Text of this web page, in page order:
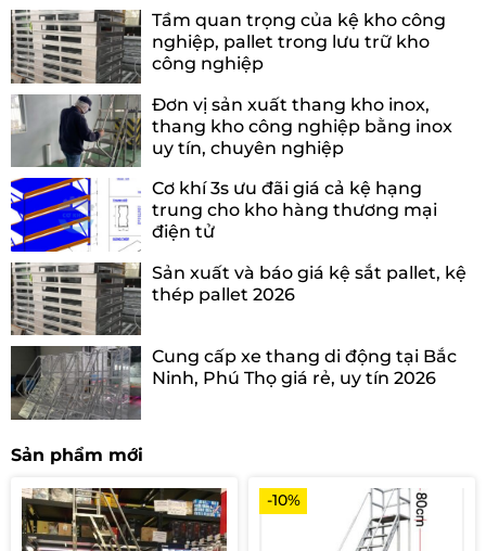
Tầm quan trọng của kệ kho công
nghiệp, pallet trong lưu trữ kho
công nghiệp
Đơn vị sản xuất thang kho inox,
thang kho công nghiệp bằng inox
uy tín, chuyên nghiệp
Cơ khí 3s ưu đãi giá cả kệ hạng
trung cho kho hàng thương mại
điện tử
Sản xuất và báo giá kệ sắt pallet, kệ
thép pallet 2026
Cung cấp xe thang di động tại Bắc
Ninh, Phú Thọ giá rẻ, uy tín 2026
Sản phẩm mới
-10%